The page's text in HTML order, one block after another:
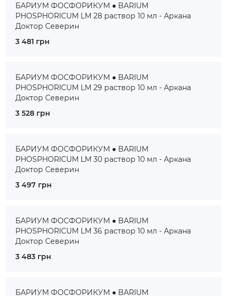
БАРИУМ ФОСФОРИКУМ ● BARIUM
PHOSPHORICUM LM 28 раствор 10 мл - Аркана
Доктор Северин
3 481 грн
БАРИУМ ФОСФОРИКУМ ● BARIUM
PHOSPHORICUM LM 29 раствор 10 мл - Аркана
Доктор Северин
3 528 грн
БАРИУМ ФОСФОРИКУМ ● BARIUM
PHOSPHORICUM LM 30 раствор 10 мл - Аркана
Доктор Северин
3 497 грн
БАРИУМ ФОСФОРИКУМ ● BARIUM
PHOSPHORICUM LM 36 раствор 10 мл - Аркана
Доктор Северин
3 483 грн
БАРИУМ ФОСФОРИКУМ ● BARIUM